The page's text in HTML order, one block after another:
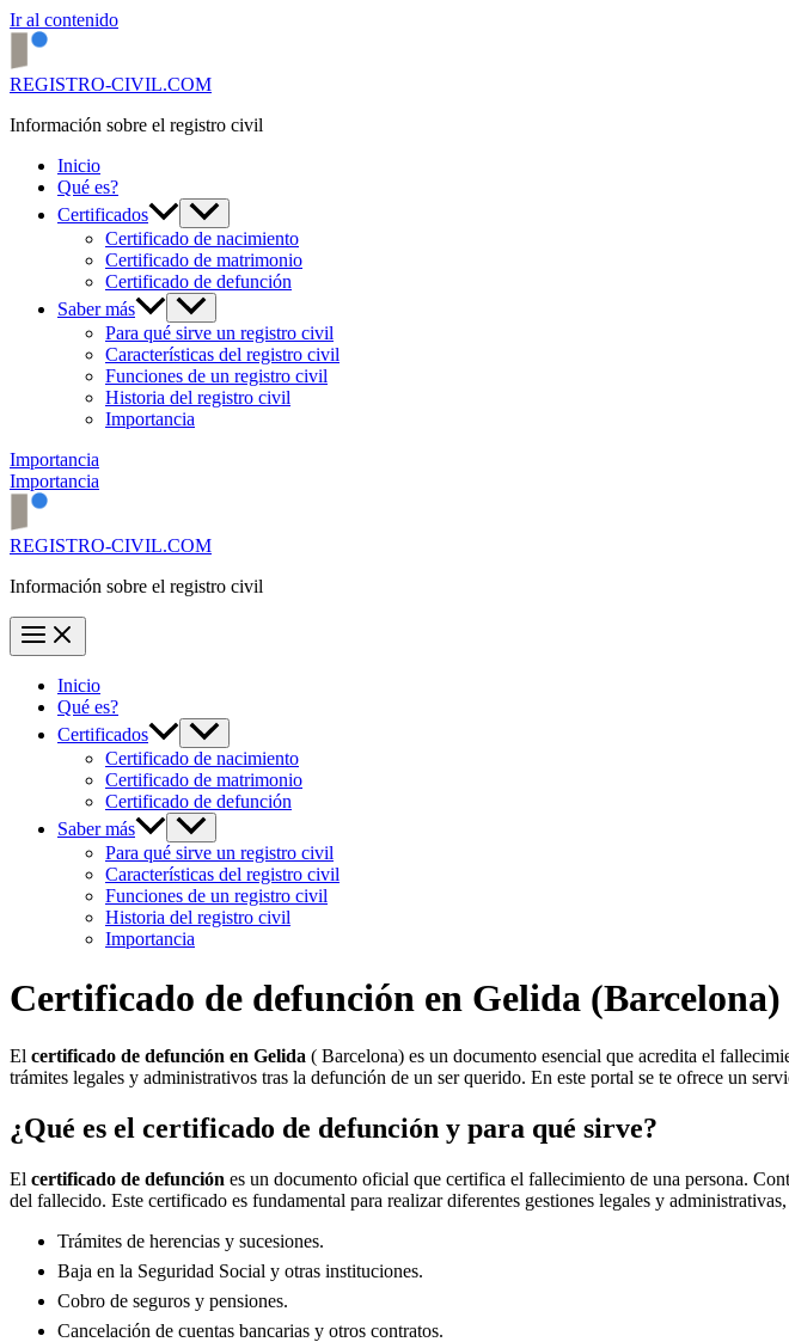
Ir al contenido
REGISTRO-CIVIL.COM
Información sobre el registro civil
Inicio
Qué es?
Certificados
Certificado de nacimiento
Certificado de matrimonio
Certificado de defunción
Saber más
Para qué sirve un registro civil
Características del registro civil
Funciones de un registro civil
Historia del registro civil
Importancia
Importancia
Importancia
REGISTRO-CIVIL.COM
Información sobre el registro civil
Inicio
Qué es?
Certificados
Certificado de nacimiento
Certificado de matrimonio
Certificado de defunción
Saber más
Para qué sirve un registro civil
Características del registro civil
Funciones de un registro civil
Historia del registro civil
Importancia
Certificado de defunción en Gelida (Barcelona)
El certificado de defunción en Gelida ( Barcelona) es un documento esencial que acredita el
trámites legales y administrativos tras la defunción de un ser querido. En este portal se te ofrece un
¿Qué es el certificado de defunción y para qué sirve?
El certificado de defunción es un documento oficial que certifica el fallecimiento de una persona.
del fallecido. Este certificado es fundamental para realizar diferentes gestiones legales y
Trámites de herencias y sucesiones.
Baja en la Seguridad Social y otras instituciones.
Cobro de seguros y pensiones.
Cancelación de cuentas bancarias y otros contratos.